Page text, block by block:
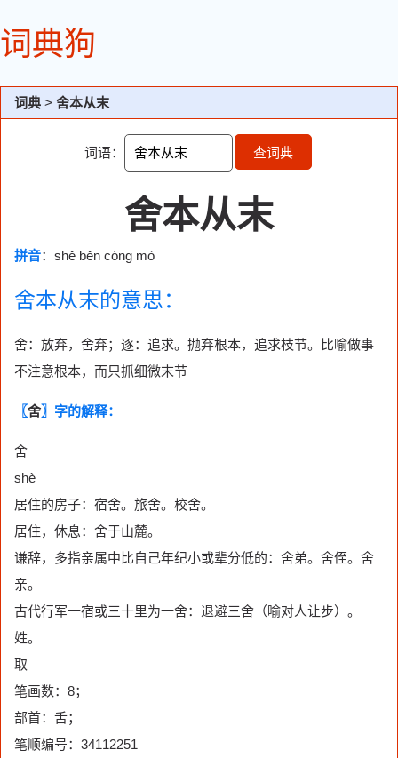
词典狗
词典 > 舍本从末
词语： 查词典
舍本从末
拼音：shě běn cóng mò
舍本从末的意思：
舍：放弃，舍弃；逐：追求。抛弃根本，追求枝节。比喻做事
不注意根本，而只抓细微末节
〖舍〗字的解释：
舍
shè
居住的房子：宿舍。旅舍。校舍。
居住，休息：舍于山麓。
谦辞，多指亲属中比自己年纪小或辈分低的：舍弟。舍侄。舍
亲。
古代行军一宿或三十里为一舍：退避三舍（喻对人让步）。
姓。
取
笔画数：8；
部首：舌；
笔顺编号：34112251